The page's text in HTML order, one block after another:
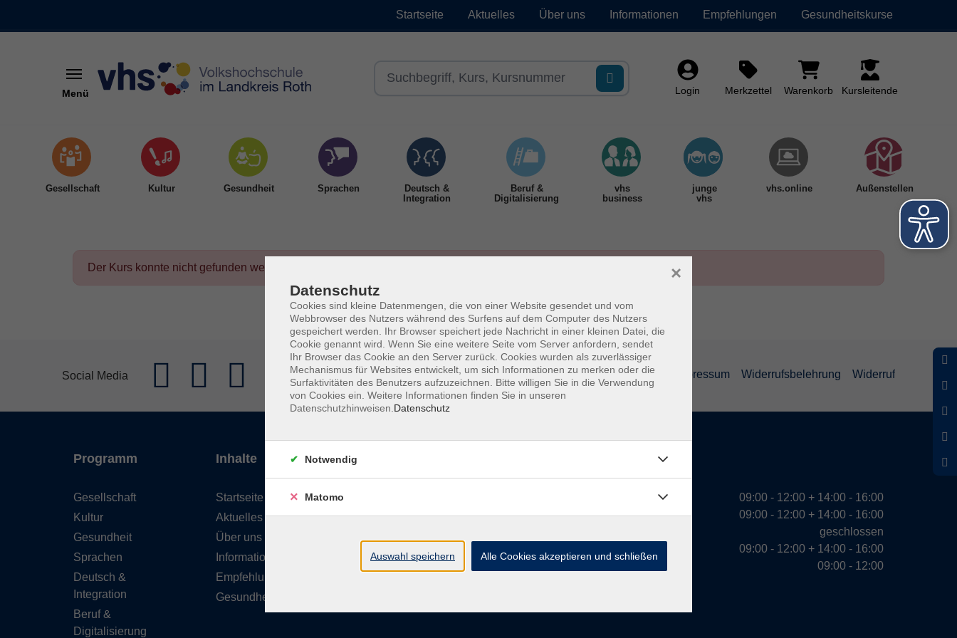
Startseite Aktuelles Über uns Informationen Empfehlungen Gesundheitskurse
Menü Login Merkzettel Warenkorb Kursleitende
Gesellschaft Kultur Gesundheit Sprachen
Deutsch &
Integration
Beruf &
Digitalisierung
vhs
business
junge
vhs
vhs.online Außenstellen
Der Kurs konnte nicht gefunden werden.
Social Media AGB Datenschutzerklärung Impressum Widerrufsbelehrung Widerruf
Programm
Gesellschaft
Kultur
Gesundheit
Sprachen
Deutsch &
Integration
Beruf &
Digitalisierung
Inhalte
Startseite
Aktuelles
Über uns
Informationen
Empfehlungen
Gesundheitskurse
91161 Hilpoltstein
info@vhs-roth.de
Tel: 09174 4749 0
Öffnungszeiten
Dienstag
09:00 - 12:00 + 14:00 - 16:00
09:00 - 12:00 + 14:00 - 16:00
geschlossen
09:00 - 12:00 + 14:00 - 16:00
09:00 - 12:00
Datenschutz
Cookies sind kleine Datenmengen, die von einer Website gesendet und vom
Webbrowser des Nutzers während des Surfens auf dem Computer des Nutzers
gespeichert werden. Ihr Browser speichert jede Nachricht in einer kleinen Datei, die
Cookie genannt wird. Wenn Sie eine weitere Seite vom Server anfordern, sendet
Ihr Browser das Cookie an den Server zurück. Cookies wurden als zuverlässiger
Mechanismus für Websites entwickelt, um sich Informationen zu merken oder die
Surfaktivitäten des Benutzers aufzuzeichnen. Bitte willigen Sie in die Verwendung
von Cookies ein. Weitere Informationen finden Sie in unseren
Datenschutzhinweisen. Datenschutz
×
Notwendig
Matomo
Auswahl speichern Alle Cookies akzeptieren und schließen